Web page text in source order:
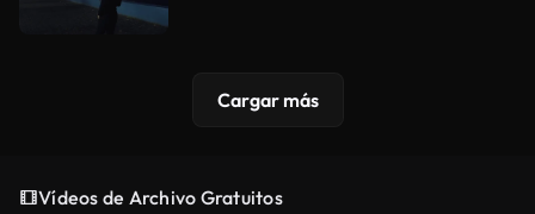
Cargar más
Vídeos de Archivo Gratuitos